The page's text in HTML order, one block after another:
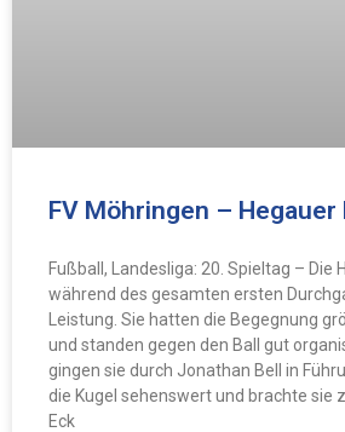
FV Möhringen – Hegauer
Fußball, Landesliga: 20. Spieltag – Die
während des gesamten ersten
Leistung. Sie hatten die Begegnung
und standen gegen den Ball gut
gingen sie durch Jonathan Bell in
die Kugel sehenswert und brachte sie
Eck